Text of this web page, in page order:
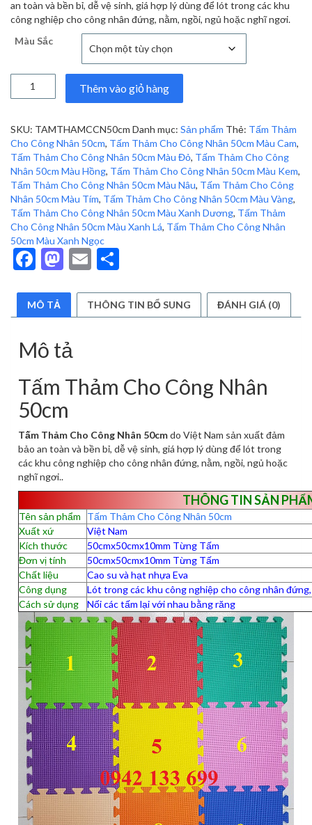
34,000 ₫. là:
25,000 ₫.
an toàn và bền bỉ, dễ vệ sinh, giá hợp lý dùng để lót trong các khu
công nghiệp cho công nhân đứng, nằm, ngồi, ngủ hoặc nghĩ ngơi.
Màu Sắc
Thảm
Nhân
50cm
số
lượng
Thêm vào giỏ hàng
SKU: TAMTHAMCCN50cm Danh mục: Sản phẩm Thẻ: Tấm Thảm
Cho Công Nhân 50cm, Tấm Thảm Cho Công Nhân 50cm Màu Cam,
Tấm Thảm Cho Công Nhân 50cm Màu Đỏ, Tấm Thảm Cho Công
Nhân 50cm Màu Hồng, Tấm Thảm Cho Công Nhân 50cm Màu Kem,
Tấm Thảm Cho Công Nhân 50cm Màu Nâu, Tấm Thảm Cho Công
Nhân 50cm Màu Tím, Tấm Thảm Cho Công Nhân 50cm Màu Vàng,
Tấm Thảm Cho Công Nhân 50cm Màu Xanh Dương, Tấm Thảm
Cho Công Nhân 50cm Màu Xanh Lá, Tấm Thảm Cho Công Nhân
50cm Màu Xanh Ngọc
Facebook
Mastodon
Email
MÔ TẢ THÔNG TIN BỔ SUNG ĐÁNH GIÁ (0)
Mô tả
Tấm Thảm Cho Công Nhân
50cm
Tấm Thảm Cho Công Nhân 50cmdo Việt Nam sản xuất đảm
bảo an toàn và bền bỉ, dễ vệ sinh, giá hợp lý dùng để lót trong
các khu công nghiệp cho công nhân đứng, nằm, ngồi, ngủ hoặc
nghĩ ngơi..
THÔNG TIN SẢN
Tên sản phẩm
Tấm Thảm Cho Công Nhân 50cm
Xuất xứ
Việt Nam
Kích thước
50cmx50cmx10mm Từng Tấm
Đơn vị tính
50cmx50cmx10mm Từng Tấm
Chất liệu
Cao su và hạt nhựa Eva
Công dụng
Lót trong các khu công nghiệp cho công nhân
Cách sử dụng
Nối các tấm lại với nhau bằng răng